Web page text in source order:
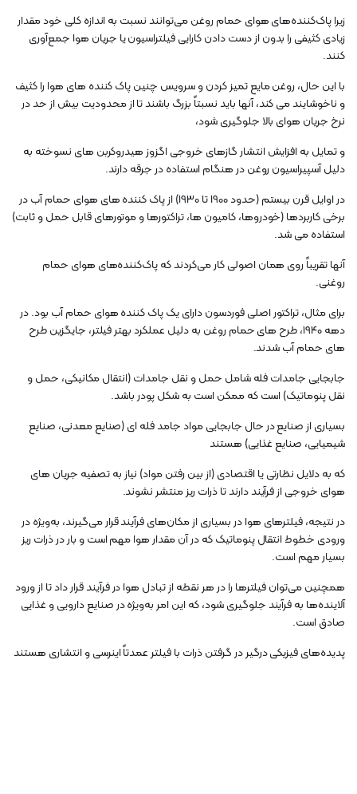
زیرا پاک‌کننده‌های هوای حمام روغن می‌توانند نسبت به اندازه کلی خود مقدار
زیادی کثیفی را بدون از دست دادن کارایی فیلتراسیون یا جریان هوا جمع‌آوری
کنند.
با این حال، روغن مایع تمیز کردن و سرویس چنین پاک کننده های هوا را کثیف
و ناخوشایند می کند، آنها باید نسبتاً بزرگ باشند تا از محدودیت بیش از حد در
نرخ جریان هوای بالا جلوگیری شود،
و تمایل به افزایش انتشار گازهای خروجی اگزوز هیدروکربن های نسوخته به
دلیل آسپیراسیون روغن در هنگام استفاده در جرقه دارند.
در اوایل قرن بیستم (حدود 1900 تا 1930) از پاک کننده های هوای حمام آب در
برخی کاربردها (خودروها، کامیون ها، تراکتورها و موتورهای قابل حمل و ثابت)
استفاده می شد.
آنها تقریباً روی همان اصولی کار می‌کردند که پاک‌کننده‌های هوای حمام
روغنی.
برای مثال، تراکتور اصلی فوردسون دارای یک پاک کننده هوای حمام آب بود. در
دهه 1940، طرح های حمام روغن به دلیل عملکرد بهتر فیلتر، جایگزین طرح
های حمام آب شدند.
جابجایی جامدات فله شامل حمل و نقل جامدات (انتقال مکانیکی، حمل و
نقل پنوماتیک) است که ممکن است به شکل پودر باشد.
بسیاری از صنایع در حال جابجایی مواد جامد فله ای (صنایع معدنی، صنایع
شیمیایی، صنایع غذایی) هستند
که به دلایل نظارتی یا اقتصادی (از بین رفتن مواد) نیاز به تصفیه جریان های
هوای خروجی از فرآیند دارند تا ذرات ریز منتشر نشوند.
در نتیجه، فیلترهای هوا در بسیاری از مکان‌های فرآیند قرار می‌گیرند، به‌ویژه در
ورودی خطوط انتقال پنوماتیک که در آن مقدار هوا مهم است و بار در ذرات ریز
بسیار مهم است.
همچنین می‌توان فیلترها را در هر نقطه از تبادل هوا در فرآیند قرار داد تا از ورود
آلاینده‌ها به فرآیند جلوگیری شود، که این امر به‌ویژه در صنایع دارویی و غذایی
صادق است.
پدیده‌های فیزیکی درگیر در گرفتن ذرات با فیلتر عمدتاً اینرسی و انتشاری هستند